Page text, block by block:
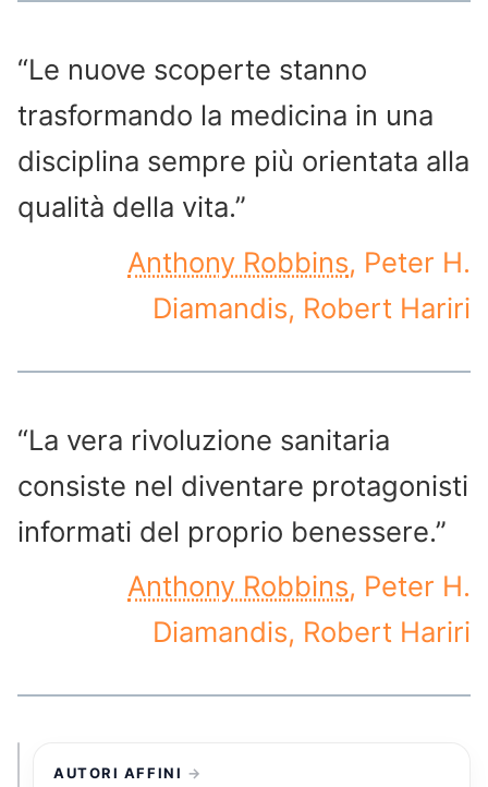
“Le nuove scoperte stanno
trasformando la medicina in una
disciplina sempre più orientata alla
qualità della vita.”
Anthony Robbins, Peter H.
Diamandis, Robert Hariri
“La vera rivoluzione sanitaria
consiste nel diventare protagonisti
informati del proprio benessere.”
Anthony Robbins, Peter H.
Diamandis, Robert Hariri
AUTORI AFFINI